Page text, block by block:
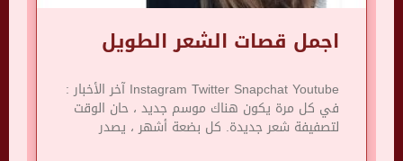
اجمل قصات الشعر الطويل
Instagram Twitter Snapchat Youtube آخر الأخبار :
في كل مرة يكون هناك موسم جديد ، حان الوقت
لتصفيفة شعر جديدة. كل بضعة أشهر ، يصدر